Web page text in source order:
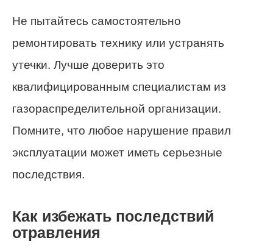
Не пытайтесь самостоятельно
ремонтировать технику или устранять
утечки. Лучше доверить это
квалифицированным специалистам из
газораспределительной организации.
Помните, что любое нарушение правил
эксплуатации может иметь серьезные
последствия.
Как избежать последствий
отравления